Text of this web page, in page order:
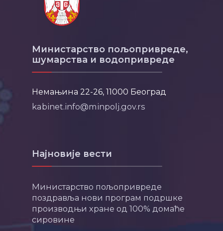
Министарство пољопривреде,
шумарства и водопривреде
Немањина 22-26, 11000 Београд
kabinet.info@minpolj.gov.rs
Најновије вести
Министарство пољопривреде
поздравља нови програм подршке
производњи хране од 100% домаће
сировине